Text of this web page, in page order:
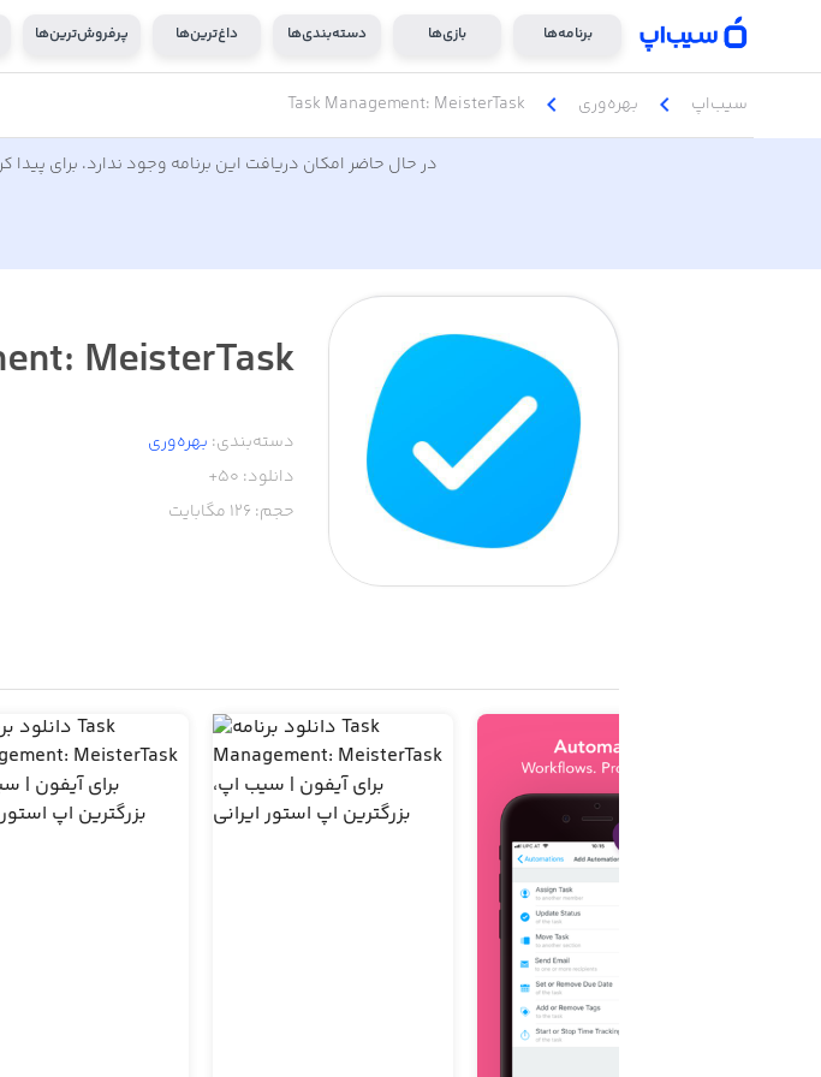
برنامه‌ها بازی‌ها دسته‌بندی‌ها داغ‌ترین‌ها پرفروش‌ترین‌ها
سیب‌اپ chevron_left بهره‌وری chevron_left
Task Management: MeisterTask
در حال حاضر امکان دریافت این برنامه وجود ندارد. برای
MeisterTask
دسته‌بندی: بهره‌وری
دانلود: 50+
حجم: 126 مگابایت